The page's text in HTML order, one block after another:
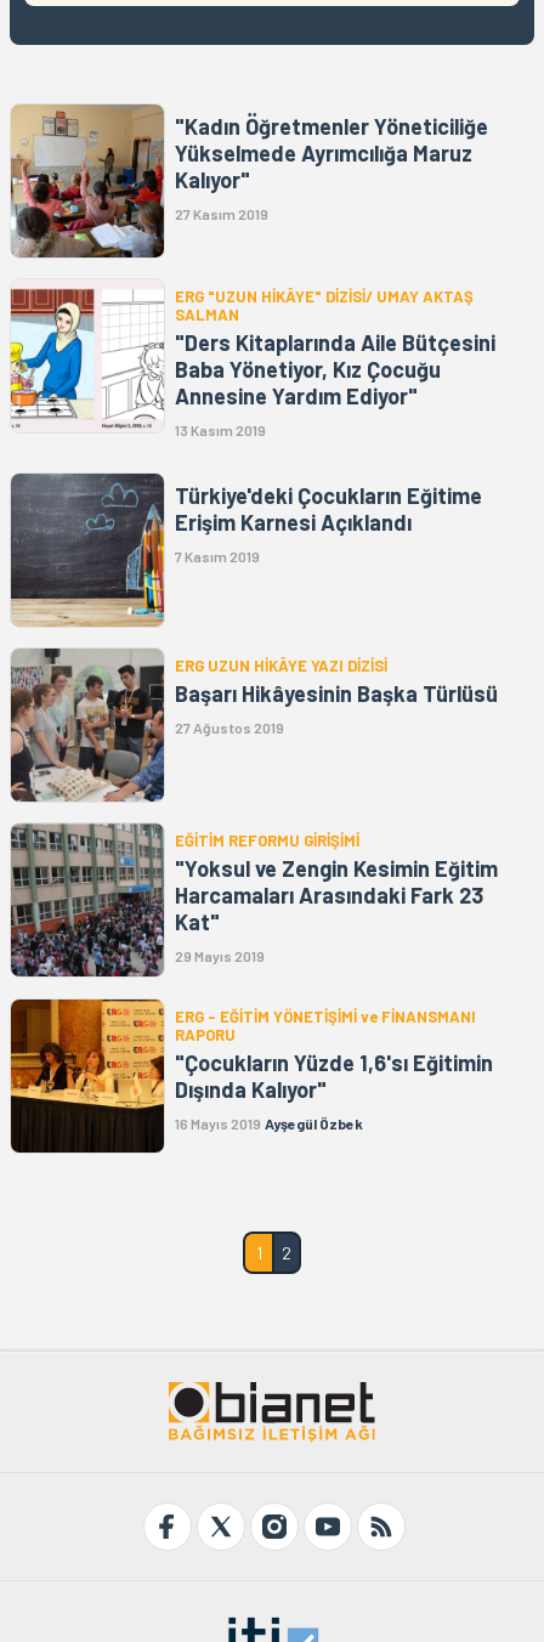
"Kadın Öğretmenler Yöneticiliğe
Yükselmede Ayrımcılığa Maruz
Kalıyor"
27 Kasım 2019
ERG "UZUN HİKÂYE" DİZİSİ/ UMAY AKTAŞ
SALMAN
"Ders Kitaplarında Aile Bütçesini
Baba Yönetiyor, Kız Çocuğu
Annesine Yardım Ediyor"
13 Kasım 2019
Türkiye'deki Çocukların Eğitime
Erişim Karnesi Açıklandı
7 Kasım 2019
ERG UZUN HİKÂYE YAZI DİZİSİ
Başarı Hikâyesinin Başka Türlüsü
27 Ağustos 2019
EĞİTİM REFORMU GİRİŞİMİ
"Yoksul ve Zengin Kesimin Eğitim
Harcamaları Arasındaki Fark 23
Kat"
29 Mayıs 2019
ERG - EĞİTİM YÖNETİŞİMİ ve FİNANSMANI
RAPORU
"Çocukların Yüzde 1,6'sı Eğitimin
Dışında Kalıyor"
16 Mayıs 2019 Ayşegül Özbek
1 2